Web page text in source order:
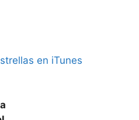
en iTunes